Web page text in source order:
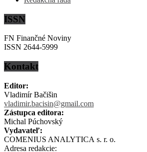
ISSN
FN Finančné Noviny
ISSN 2644-5999
Kontakt
Editor:
Vladimír Bačišin
vladimir.bacisin@gmail.com
Zástupca editora:
Michal Púchovský
Vydavateľ:
COMENIUS ANALYTICA s. r. o.
Adresa redakcie: